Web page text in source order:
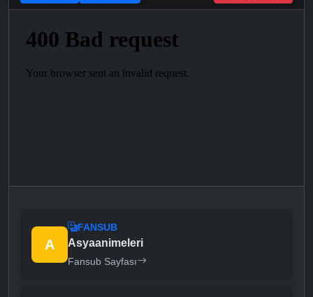
A
FANSUB
Asyaanimeleri
Fansub Sayfası